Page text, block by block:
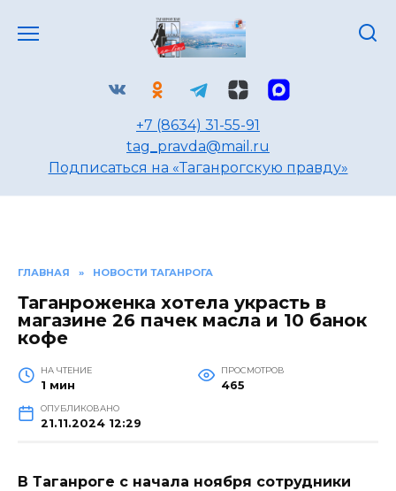
+7 (8634) 31-55-91
tag_pravda@mail.ru
Подписаться на «Таганрогскую правду»
ГЛАВНАЯ » НОВОСТИ ТАГАНРОГА
Таганроженка хотела украсть в
магазине 26 пачек масла и 10 банок
кофе
НА ЧТЕНИЕ
1 мин
ПРОСМОТРОВ
465
ОПУБЛИКОВАНО
21.11.2024 12:29
В Таганроге с начала ноября сотрудники